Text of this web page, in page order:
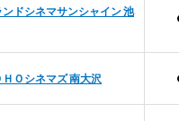
ンドシネマサンシャイン 池
ＨＯシネマズ 南大沢